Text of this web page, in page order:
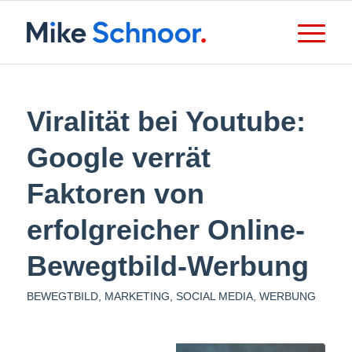
Viralität bei Youtube:
Google verrät
Faktoren von
erfolgreicher Online-
Bewegtbild-Werbung
BEWEGTBILD, MARKETING SOCIAL MEDIA, WERBUNG